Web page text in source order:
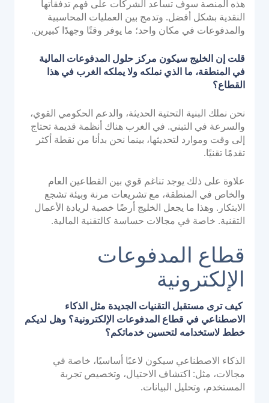
هذه المنصة سوف تساعد الشركات على فهم تدفقاتها
النقدية بشكل أفضل. وتدمج بين العمليات المحاسبية
والمدفوعات في مكان واحد؛ ما يوفر وقتًا وجهدًا كبيرين.
قلت إن الخليج سيكون مركز حلول المدفوعات المالية
في المنطقة، ما الذي نملكه ولا يملكه الغرب في هذا
القطاع؟
نحن نملك البنية التحتية الحديثة، والدعم الحكومي القوي،
والسرعة في التبني. في الغرب هناك أنظمة قديمة تحتاج
إلى وقت وموارد لتحديثها، بينما نحن بدأنا من نقطة أكثر
تقدمًا تقنيًا.
علاوة على ذلك يوجد تناغم قوي بين القطاعين العام
والخاص في المنطقة، مع تشريعات مرنة وبيئة تشجع
الابتكار. وهذا ما يجعل الخليج أرضًا خصبة لريادة الأعمال
التقنية. خاصة في مجالات حساسة كالتقنية المالية.
قطاع المدفوعات
الإلكترونية
كيف ترى مستقبل التقنيات الجديدة مثل الذكاء
الاصطناعي في قطاع المدفوعات الإلكترونية؟ وهل لديكم
خطط لاستخدامه لتحسين خدماتكم؟
الذكاء الاصطناعي سيكون لاعبًا أساسيًا، خاصة في
مجالات، مثل: اكتشاف الاحتيال، وتخصيص تجربة
المستخدم، وتحليل البيانات.